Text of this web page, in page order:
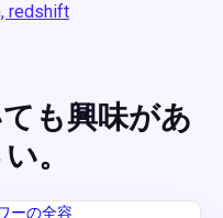
redshift
も興味があ
。